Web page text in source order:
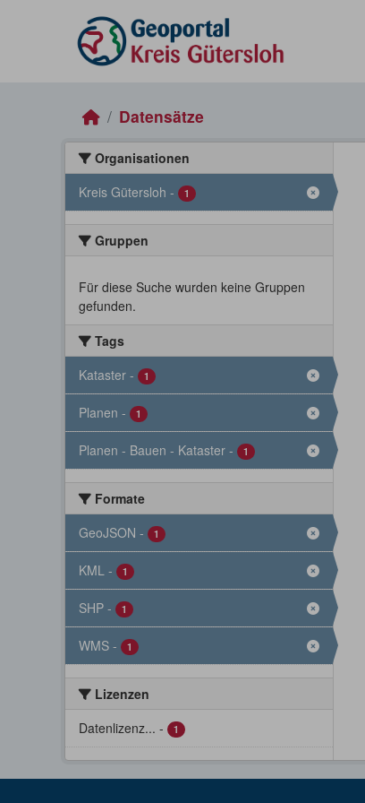
Datensätze
Organisationen
Kreis Gütersloh - 1
Gruppen
Für diese Suche wurden keine Gruppen
gefunden.
Tags
Kataster - 1
Planen - 1
Planen - Bauen - Kataster - 1
Formate
GeoJSON - 1
KML - 1
SHP - 1
WMS - 1
Lizenzen
Datenlizenz... - 1